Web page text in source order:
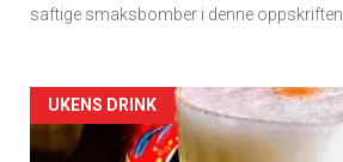
rett
saftige smaksbomber i denne oppskriften.
Artikler
UKENS DRINK